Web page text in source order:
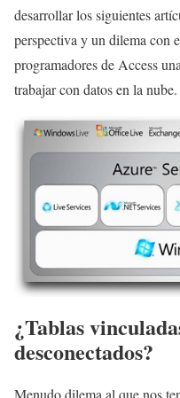
desarrollar los siguientes
perspectiva y un dilema con
programadores de Access
trabajar con datos en la nube.
¿Tablas
desconectados?
Menudo dilema al que nos